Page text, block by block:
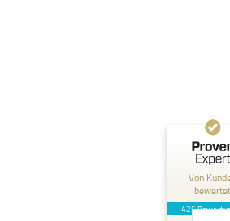
Von
425
146
Bewertungen
Blick aufs ProvenExpert-Profil werfen